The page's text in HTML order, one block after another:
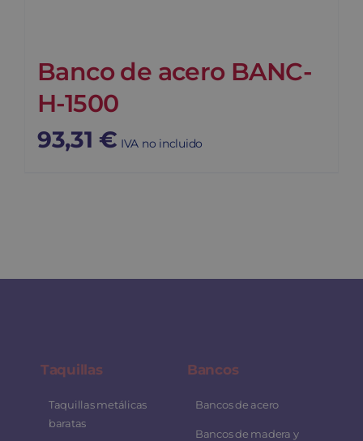
Banco de acero BANC-
H-1500
93,31 € IVA no incluido
Taquillas
Taquillas metálicas
baratas
Bancos
Bancos de acero
Bancos de madera y